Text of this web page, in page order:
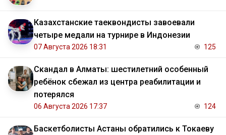
Казахстанские таеквондисты завоевали
четыре медали на турнире в Индонезии
07 Августа 2026 18:31 125
Скандал в Алматы: шестилетний особенный
ребёнок сбежал из центра реабилитации и
потерялся
06 Августа 2026 17:37 124
Баскетболисты Астаны обратились к Токаеву